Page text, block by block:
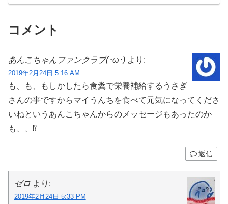
コメント
あんこちゃんファンクラブ(･ω･) より:
2019年2月24日 5:16 AM
も、も、もしかしたら食糞で栄養補給するうさぎ
さんの事ですからマイうんちを食べて元気になってくださ
いねというあんこちゃんからのメッセージもあったのか
も、、⁉︎
返信
ゼロ より:
2019年2月24日 5:33 PM